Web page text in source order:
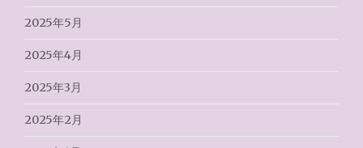
2025年5月
2025年4月
2025年3月
2025年2月